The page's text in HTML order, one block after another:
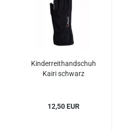
Kinderreithandschuh
Kairi schwarz
12,50 EUR